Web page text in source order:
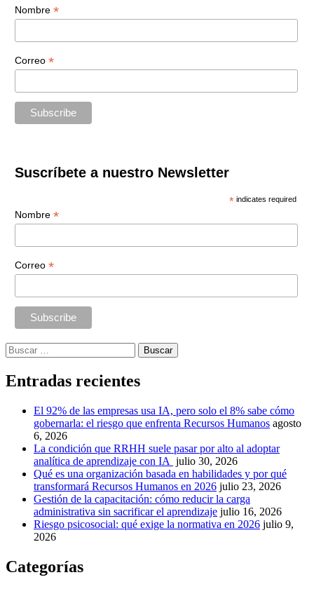
Nombre *
Correo *
Suscríbete a nuestro Newsletter
* indicates required
Nombre *
Correo *
Buscar:
Entradas recientes
El 92% de las empresas usa IA, pero solo el 8% sabe cómo
gobernarla: el riesgo que enfrenta Recursos Humanos agosto
6, 2026
La condición que RRHH suele pasar por alto al adoptar
analítica de aprendizaje con IA julio 30, 2026
Qué es una organización basada en habilidades y por qué
transformará Recursos Humanos en 2026 julio 23, 2026
Gestión de la capacitación: cómo reducir la carga
administrativa sin sacrificar el aprendizaje julio 16, 2026
Riesgo psicosocial: qué exige la normativa en 2026 julio 9,
2026
Categorías